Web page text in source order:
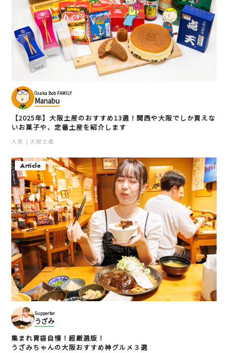
Osaka Bob FAMILY
Manabu
【2025年】大阪土産のおすすめ13選！関西や大阪でしか買えな
いお菓子や、定番土産を紹介します
人気 大阪土産
Article
Supporter
うざみ
集まれ胃袋自慢！超厳選版！
うざみちゃんの大阪おすすめ神グルメ３選